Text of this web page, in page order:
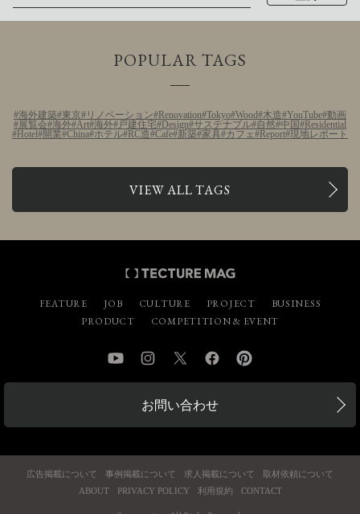
POPULAR TAGS
海外建築 東京 リノベーション Renovation Tokyo Wood 木造 YouTube 動画
展覧会 海外 Art 海外 戸建住宅 Design サステナブル 自然 中国
Residential
Hotel 開業 China ホテル RC造 Cafe 新築 家具 カフェ Report 現地レポート
VIEW ALL TAGS
FEATURE JOB CULTURE PROJECT
BUSINESS
PRODUCT
COMPETITION & EVENT
YouTube InstagramTwitter Facebook
お問い合わせ
広告掲載について 事例掲載について 求人掲載について
取材依頼について
ABOUT
PRIVACY POLICY 利用規約 CONTACT